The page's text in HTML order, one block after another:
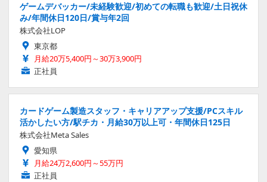
ゲームデバッカー/未経験歓迎/初めての転職も歓迎/土日祝休
み/年間休日120日/賞与年2回
株式会社LOP
東京都
月給20万5,400円～30万3,900円
正社員
カードゲーム製造スタッフ・キャリアアップ支援/PCスキル
活かしたい方/駅チカ・月給30万以上可・年間休日125日
株式会社Meta Sales
愛知県
月給24万2,600円～55万円
正社員